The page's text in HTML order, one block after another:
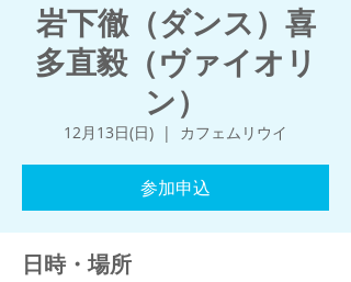
岩下徹（ダンス）喜
多直毅（ヴァイオリ
ン）
12月13日(日)
  |
カフェムリウイ
参加申込
日時・場所